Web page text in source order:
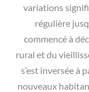
variations
régulière
commencé à
rural et du
s’est inversée à
nouveaux